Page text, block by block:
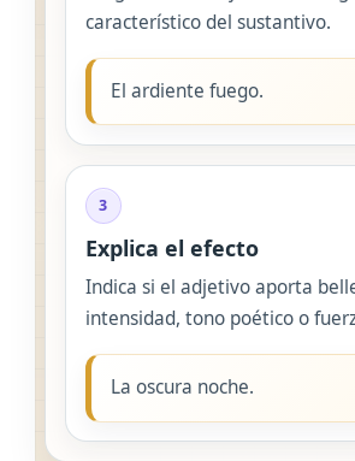
característico del sustantivo.
El ardiente fuego.
3
Explica el efecto
Indica si el adjetivo aporta
intensidad, tono poético o
La oscura noche.